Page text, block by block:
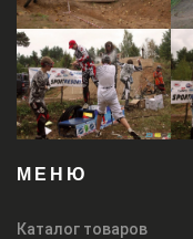
МЕНЮ
Каталог товаров